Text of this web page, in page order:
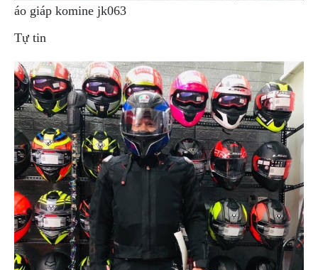
áo giáp komine jk063
Tự tin